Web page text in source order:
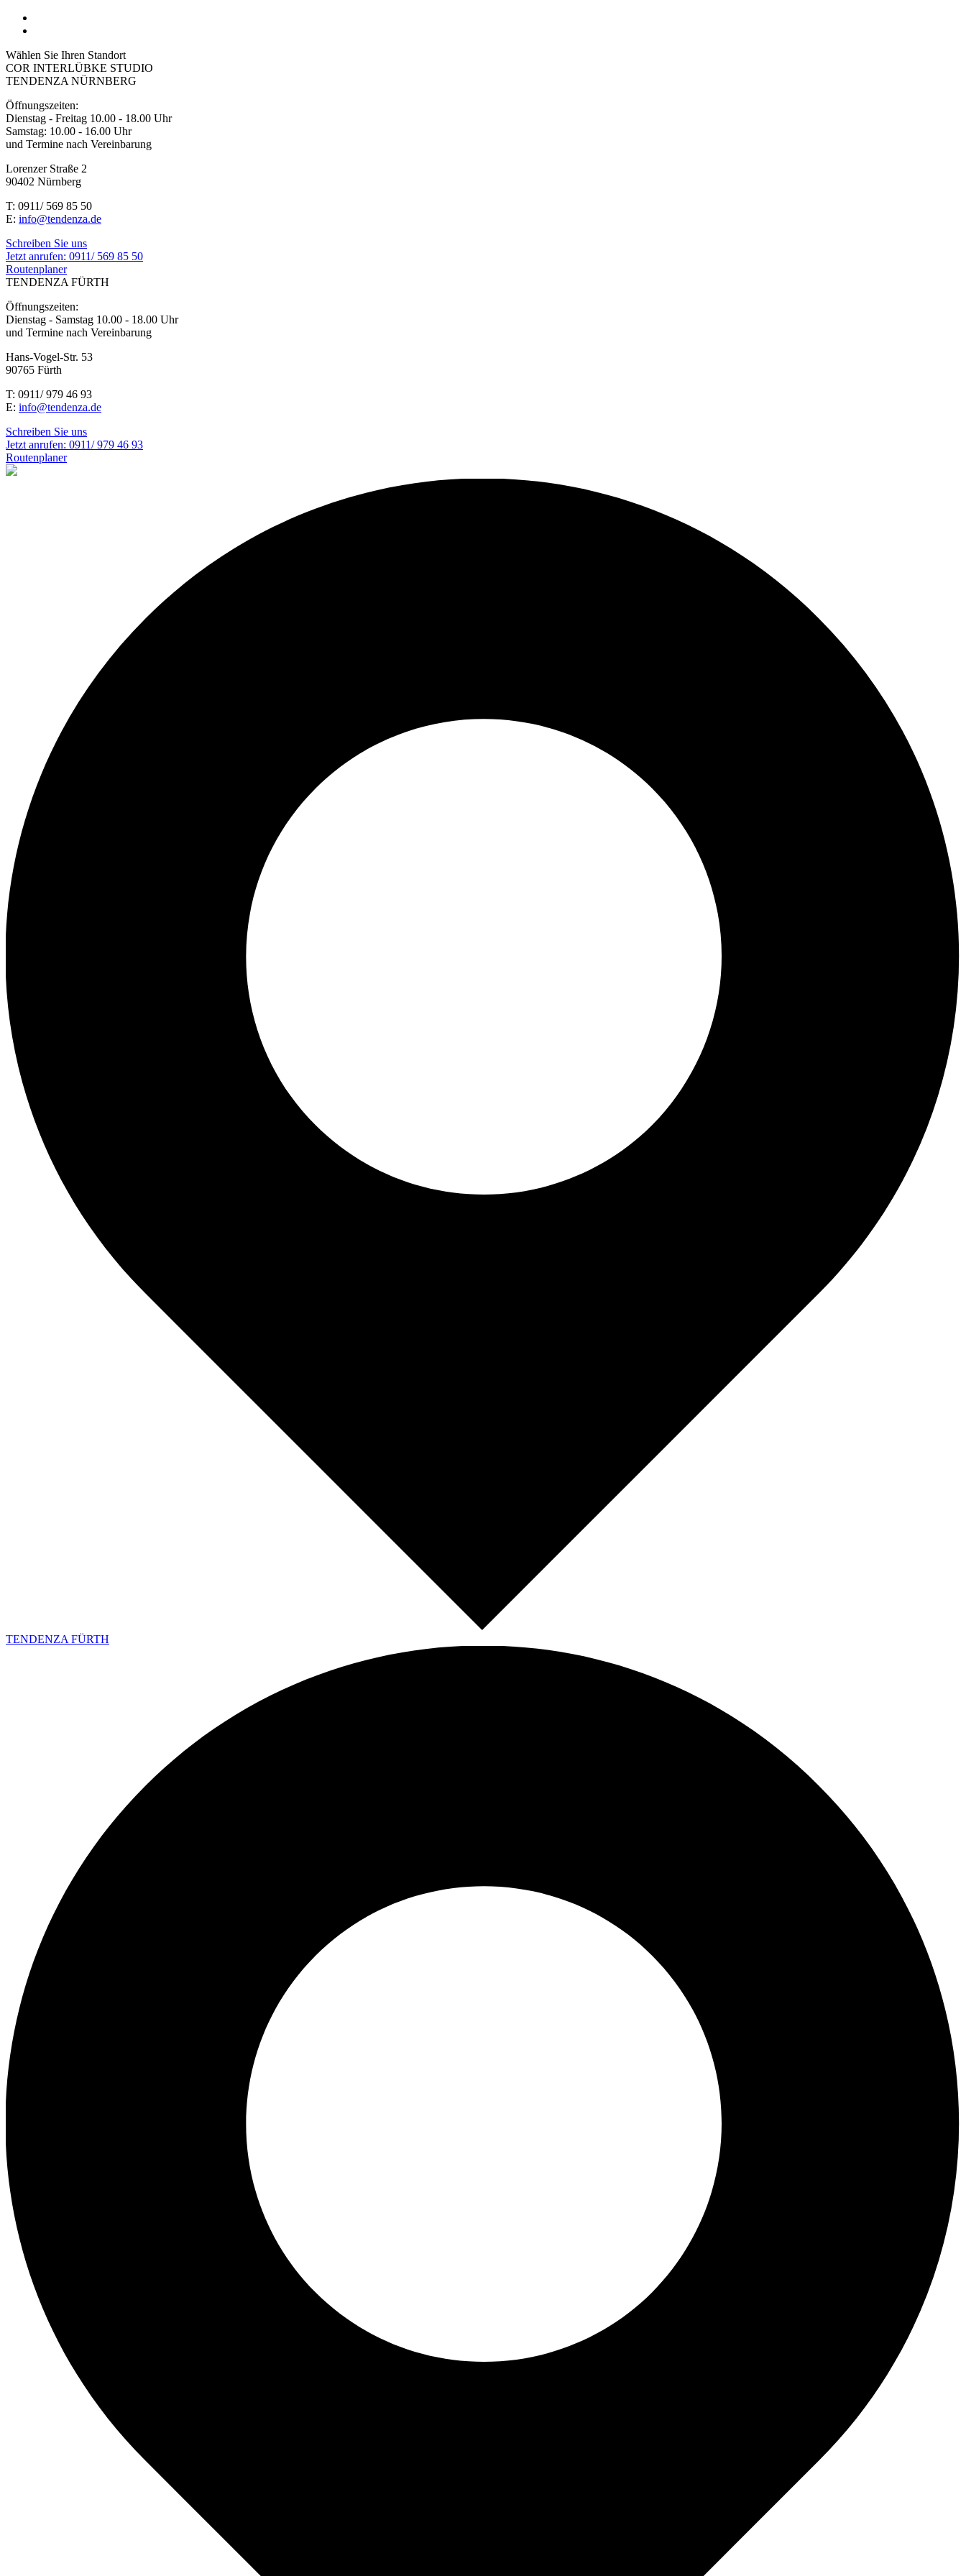
Wählen Sie Ihren Standort
COR INTERLÜBKE STUDIO
TENDENZA NÜRNBERG
Öffnungszeiten:
Dienstag - Freitag 10.00 - 18.00 Uhr
Samstag: 10.00 - 16.00 Uhr
und Termine nach Vereinbarung
Lorenzer Straße 2
90402 Nürnberg
T: 0911/ 569 85 50
E: info@tendenza.de
Schreiben Sie uns
Jetzt anrufen: 0911/ 569 85 50
Routenplaner
TENDENZA FÜRTH
Öffnungszeiten:
Dienstag - Samstag 10.00 - 18.00 Uhr
und Termine nach Vereinbarung
Hans-Vogel-Str. 53
90765 Fürth
T: 0911/ 979 46 93
E: info@tendenza.de
Schreiben Sie uns
Jetzt anrufen: 0911/ 979 46 93
Routenplaner
TENDENZA FÜRTH